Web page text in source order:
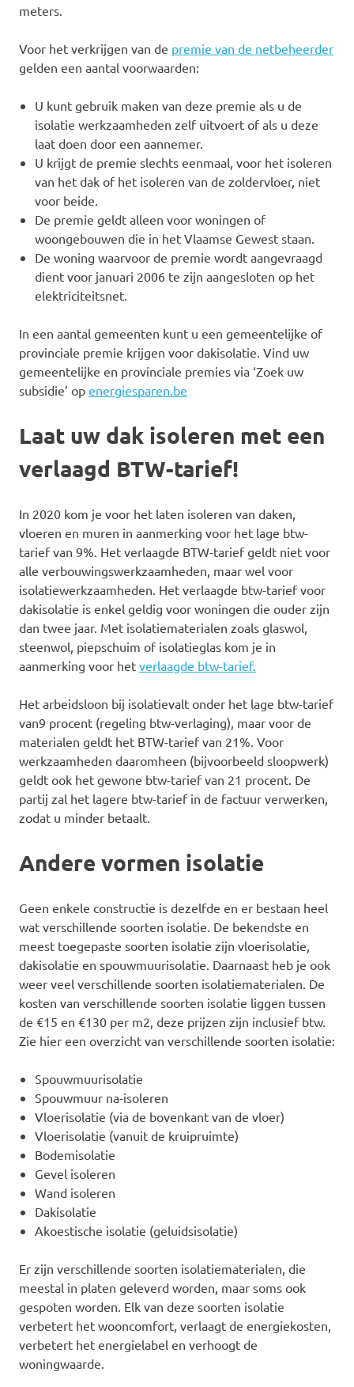
meters.
Voor het verkrijgen van de premie van de netbeheerder
gelden een aantal voorwaarden:
U kunt gebruik maken van deze premie als u de
isolatie werkzaamheden zelf uitvoert of als u deze
laat doen door een aannemer.
U krijgt de premie slechts eenmaal, voor het isoleren
van het dak of het isoleren van de zoldervloer, niet
voor beide.
De premie geldt alleen voor woningen of
woongebouwen die in het Vlaamse Gewest staan.
De woning waarvoor de premie wordt aangevraagd
dient voor januari 2006 te zijn aangesloten op het
elektriciteitsnet.
In een aantal gemeenten kunt u een gemeentelijke of
provinciale premie krijgen voor dakisolatie. Vind uw
gemeentelijke en provinciale premies via ‘Zoek uw
subsidie’ op energiesparen.be
Laat uw dak isoleren met een
verlaagd BTW-tarief!
In 2020 kom je voor het laten isoleren van daken,
vloeren en muren in aanmerking voor het lage btw-
tarief van 9%. Het verlaagde BTW-tarief geldt niet voor
alle verbouwingswerkzaamheden, maar wel voor
isolatiewerkzaamheden. Het verlaagde btw-tarief voor
dakisolatie is enkel geldig voor woningen die ouder zijn
dan twee jaar. Met isolatiematerialen zoals glaswol,
steenwol, piepschuim of isolatieglas kom je in
aanmerking voor het verlaagde btw-tarief.
Het arbeidsloon bij isolatievalt onder het lage btw-tarief
van9 procent (regeling btw-verlaging), maar voor de
materialen geldt het BTW-tarief van 21%. Voor
werkzaamheden daaromheen (bijvoorbeeld sloopwerk)
geldt ook het gewone btw-tarief van 21 procent. De
partij zal het lagere btw-tarief in de factuur verwerken,
zodat u minder betaalt.
Andere vormen isolatie
Geen enkele constructie is dezelfde en er bestaan heel
wat verschillende soorten isolatie. De bekendste en
meest toegepaste soorten isolatie zijn vloerisolatie,
dakisolatie en spouwmuurisolatie. Daarnaast heb je ook
weer veel verschillende soorten isolatiematerialen. De
kosten van verschillende soorten isolatie liggen tussen
de €15 en €130 per m2, deze prijzen zijn inclusief btw.
Zie hier een overzicht van verschillende soorten isolatie:
Spouwmuurisolatie
Spouwmuur na-isoleren
Vloerisolatie (via de bovenkant van de vloer)
Vloerisolatie (vanuit de kruipruimte)
Bodemisolatie
Gevel isoleren
Wand isoleren
Dakisolatie
Akoestische isolatie (geluidsisolatie)
Er zijn verschillende soorten isolatiematerialen, die
meestal in platen geleverd worden, maar soms ook
gespoten worden. Elk van deze soorten isolatie
verbetert het wooncomfort, verlaagt de energiekosten,
verbetert het energielabel en verhoogt de
woningwaarde.